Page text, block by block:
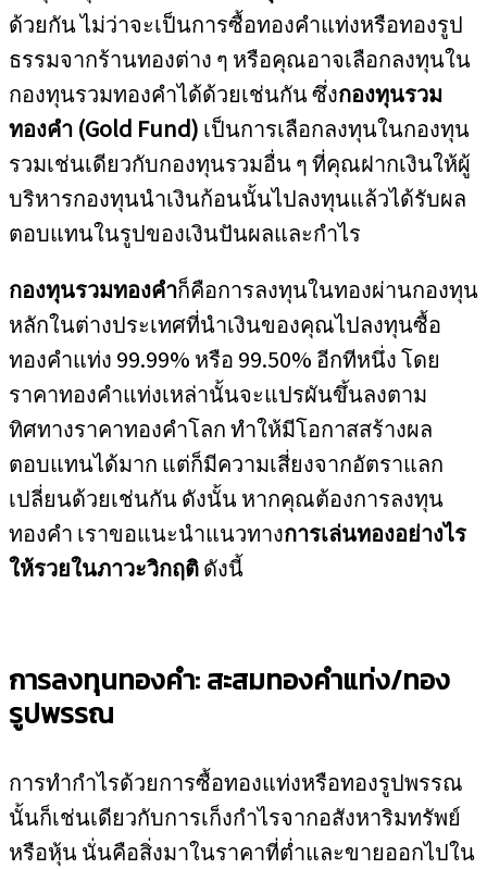
ด้วยกัน ไม่ว่าจะเป็นการซื้อทองคำแท่งหรือทองรูป
ธรรมจากร้านทองต่าง ๆ หรือคุณอาจเลือกลงทุนใน
กองทุนรวมทองคำได้ด้วยเช่นกัน ซึ่งกองทุนรวม
ทองคำ (Gold Fund) เป็นการเลือกลงทุนในกองทุน
รวมเช่นเดียวกับกองทุนรวมอื่น ๆ ที่คุณฝากเงินให้ผู้
บริหารกองทุนนำเงินก้อนนั้นไปลงทุนแล้วได้รับผล
ตอบแทนในรูปของเงินปันผลและกำไร
กองทุนรวมทองคำก็คือการลงทุนในทองผ่านกองทุน
หลักในต่างประเทศที่นำเงินของคุณไปลงทุนซื้อ
ทองคำแท่ง 99.99% หรือ 99.50% อีกทีหนึ่ง โดย
ราคาทองคำแท่งเหล่านั้นจะแปรผันขึ้นลงตาม
ทิศทางราคาทองคำโลก ทำให้มีโอกาสสร้างผล
ตอบแทนได้มาก แต่ก็มีความเสี่ยงจากอัตราแลก
เปลี่ยนด้วยเช่นกัน ดังนั้น หากคุณต้องการลงทุน
ทองคำ เราขอแนะนำแนวทางการเล่นทองอย่างไร
ให้รวยในภาวะวิกฤติดังนี้
การลงทุนทองคำ: สะสมทองคำแท่ง/ทอง
รูปพรรณ
การทำกำไรด้วยการซื้อทองแท่งหรือทองรูปพรรณ
นั้นก็เช่นเดียวกับการเก็งกำไรจากอสังหาริมทรัพย์
หรือหุ้น นั่นคือสิ่งมาในราคาที่ต่ำและขายออกไปใน